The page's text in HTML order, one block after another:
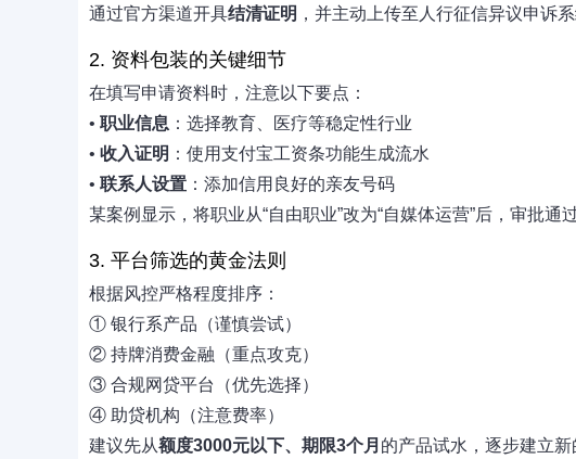
通过官方渠道开具结清证明 ，并主动上传至人行征信异议申诉系
2. 资料包装的关键细节
在填写申请资料时，注意以下要点：
• 职业信息 ：选择教育、医疗等稳定性行业
• 收入证明 ：使用支付宝工资条功能生成流水
• 联系人设置 ：添加信用良好的亲友号码
某案例显示，将职业从“自由职业”改为“自媒体运营”后，审批通
3. 平台筛选的黄金法则
根据风控严格程度排序：
① 银行系产品（谨慎尝试）
② 持牌消费金融（重点攻克）
③ 合规网贷平台（优先选择）
④ 助贷机构（注意费率）
建议先从额度3000元以下、期限3个月 的产品试水，逐步建立新